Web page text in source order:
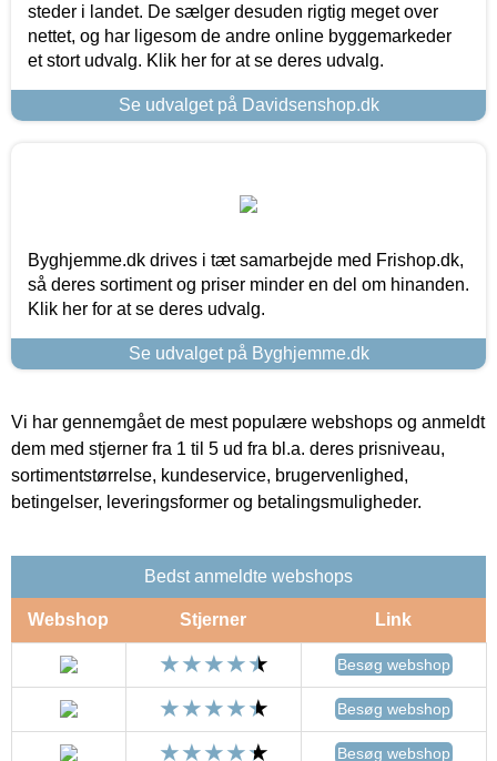
steder i landet. De sælger desuden rigtig meget over
nettet, og har ligesom de andre online byggemarkeder
et stort udvalg. Klik her for at se deres udvalg.
Se udvalget på Davidsenshop.dk
Byghjemme.dk drives i tæt samarbejde med Frishop.dk,
så deres sortiment og priser minder en del om hinanden.
Klik her for at se deres udvalg.
Se udvalget på Byghjemme.dk
Vi har gennemgået de mest populære webshops og anmeldt
dem med stjerner fra 1 til 5 ud fra bl.a. deres prisniveau,
sortimentstørrelse, kundeservice, brugervenlighed,
betingelser, leveringsformer og betalingsmuligheder.
Bedst anmeldte webshops
Webshop Stjerner Link
Besøg webshop
Besøg webshop
Besøg webshop